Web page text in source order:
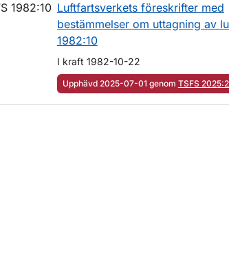
1982:10 Luftfartsverkets föreskrifter med
bestämmelser om uttagning av
1982:10
I kraft 1982-10-22
Upphävd 2025-07-01 genom TSFS